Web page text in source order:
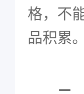
格，不
品积累。